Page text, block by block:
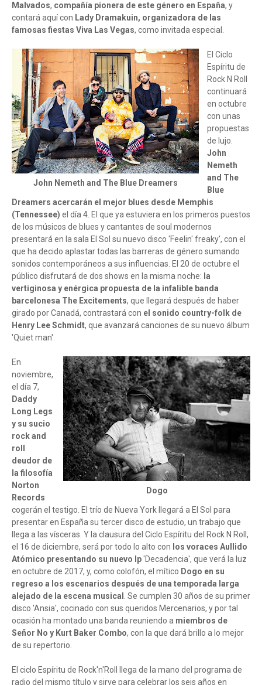
Malvados, compañía pionera de este género en España, y
contará aquí con Lady Dramakuin, organizadora de las
famosas fiestas Viva Las Vegas, como invitada especial.
John Nemeth and The Blue Dreamers
El Ciclo
Espíritu de
Rock N Roll
continuará
en octubre
con unas
propuestas
de lujo.
John
Nemeth
and The
Blue
Dreamers acercarán el mejor blues desde Memphis
(Tennessee) el día 4. El que ya estuviera en los primeros puestos
de los músicos de blues y cantantes de soul modernos
presentará en la sala El Sol su nuevo disco 'Feelin' freaky', con el
que ha decido aplastar todas las barreras de género sumando
sonidos contemporáneos a sus influencias. El 20 de octubre el
público disfrutará de dos shows en la misma noche: la
vertiginosa y enérgica propuesta de la infalible banda
barcelonesa The Excitements, que llegará después de haber
girado por Canadá, contrastará con el sonido country-folk de
Henry Lee Schmidt, que avanzará canciones de su nuevo álbum
'Quiet man'.
Dogo
En
noviembre,
el día 7,
Daddy
Long Legs
y su sucio
rock and
roll
deudor de
la filosofía
Norton
Records
cogerán el testigo. El trío de Nueva York llegará a El Sol para
presentar en España su tercer disco de estudio, un trabajo que
llega a las vísceras. Y la clausura del Ciclo Espíritu del Rock N Roll,
el 16 de diciembre, será por todo lo alto con los voraces Aullido
Atómico presentando su nuevo lp'Decadencia', que verá la luz
en octubre de 2017, y, como colofón, el mítico Dogo en su
regreso a los escenarios después de una temporada larga
alejado de la escena musical . Se cumplen 30 años de su primer
disco 'Ansia', cocinado con sus queridos Mercenarios, y por tal
ocasión ha montado una banda reuniendo a miembros de
Señor No y Kurt Baker Combo, con la que dará brillo a lo mejor
de su repertorio.
El ciclo Espíritu de Rock'n'Roll llega de la mano del programa de
radio del mismo título y sirve para celebrar los seis años en